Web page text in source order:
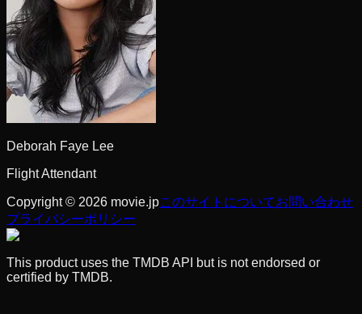
Deborah Faye Lee
Flight Attendant
Copyright © 2026 movie.jpこのサイトについてお問い合わせ
プライバシーポリシー
This product uses the TMDB API but is not endorsed or
certified by TMDB.